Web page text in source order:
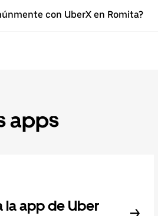
con UberX en Romita?
apps
la app de Uber